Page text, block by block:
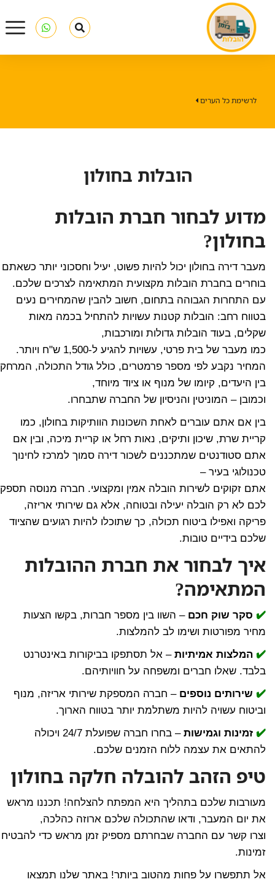
לרשימת כל הערים
הובלות בחולון
מדוע לבחור חברת הובלות
בחולון?
מעבר דירה בחולון יכול להיות פשוט, יעיל וחסכוני יותר כשאתם
בוחרים בחברת הובלות מקצועית המתאימה לצרכים שלכם.
עם התחרות הגבוהה בתחום, חשוב להבין שהמחירים נעים
בטווח רחב: הובלות קטנות עשויות להתחיל בכמה מאות
שקלים, בעוד הובלות גדולות ומורכבות,
כמו מעבר של בית פרטי, עשויות להגיע ל-1,500 ש"ח ויותר.
המחיר נקבע לפי מספר פרמטרים, כולל גודל התכולה, המרחק
בין היעדים, קיומו של מנוף או ציוד מיוחד,
וכמובן – המוניטין והניסיון של החברה שתבחרו.
בין אם אתם עוברים לאחת השכונות הוותיקות בחולון, כמו
קריית שרת, שיכון ותיקים, נאות רחל או קריית מיכה, ובין אם
אתם סטודנטים שמתכננים לשכור דירה סמוך למרכז לחינוך
טכנולוגי בעיר –
אתם זקוקים לשירות הובלה אמין ומקצועי. חברה מנוסה תספק
לכם לא רק הובלה יעילה ובטוחה, אלא גם שירותי אריזה,
פריקה ואפילו ביטוח תכולה, כך שתוכלו להיות רגועים שהציוד
שלכם בידיים טובות.
איך לבחור את חברת ההובלות
המתאימה?
✔️ סקר שוק חכם – השוו בין מספר חברות, בקשו הצעות
מחיר מפורטות ושימו לב להמלצות.
✔️ המלצות אמיתיות – אל תסתפקו בביקורות באינטרנט
בלבד. שאלו חברים ומשפחה על חוויותיהם.
✔️ שירותים נוספים – חברה המספקת שירותי אריזה, מנוף
וביטוח עשויה להיות משתלמת יותר בטווח הארוך.
✔️ זמינות וגמישות
– בחרו חברה שפועלת 24/7 ויכולה
להתאים את עצמה ללוח הזמנים שלכם.
טיפ הזהב להובלה חלקה בחולון
מעורבות שלכם בתהליך היא המפתח להצלחה! תכננו מראש
את יום המעבר, ודאו שהתכולה שלכם ארוזה כהלכה,
וצרו קשר עם החברה שבחרתם מספיק זמן מראש כדי להבטיח
זמינות.
אל תתפשרו על פחות מהטוב ביותר! באתר שלנו תמצאו